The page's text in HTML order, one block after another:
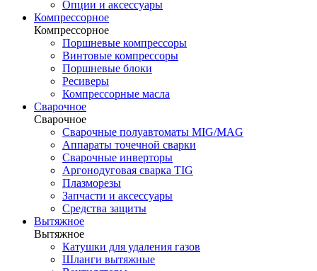
Опции и аксессуары
Компрессорное
Компрессорное
Поршневые компрессоры
Винтовые компрессоры
Поршневые блоки
Ресиверы
Компрессорные масла
Сварочное
Сварочное
Сварочные полуавтоматы MIG/MAG
Аппараты точечной сварки
Сварочные инверторы
Аргонодуговая сварка TIG
Плазморезы
Запчасти и аксессуары
Средства защиты
Вытяжное
Вытяжное
Катушки для удаления газов
Шланги вытяжные